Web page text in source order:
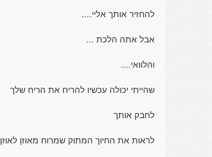
להחזיר אותך אליי....
אבל אתה הלכת ...
והלוואי....
שהייתי יכולה עכשיו להריח את הריח שלך
לחבק אותך
לראות את החיוך המתוק שמרוח מאוזן לאוזן